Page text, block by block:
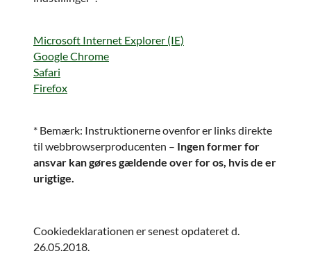
Microsoft Internet Explorer (IE)
Google Chrome
Safari
Firefox
* Bemærk: Instruktionerne ovenfor er links direkte
til webbrowserproducenten – Ingen former for
ansvar kangøres gældende over for os, hvis de er
urigtige.
Cookiedeklarationen er senest opdateret d.
26.05.2018.